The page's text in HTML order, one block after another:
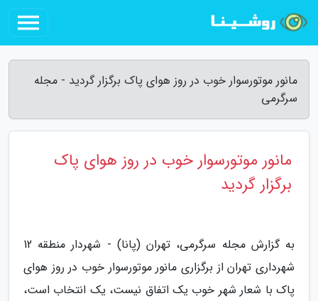
مانور موتورسوار خوب در روز هوای پاک برگزار گردید - مجله
سرگرمی
مانور موتورسوار خوب در روز هوای پاک
برگزار گردید
به گزارش مجله سرگرمی، تهران (پانا) - شهردار منطقه 12
شهرداری تهران از برگزاری مانور موتورسوار خوب در روز هوای
پاک با شعار شهر خوب یک اتفاق نیست، یک انتخاب است،